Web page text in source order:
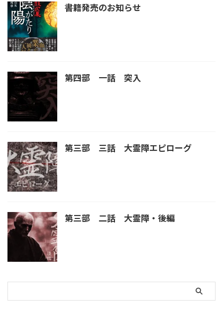
書籍発売のお知らせ
第四部 一話 突入
第三部 三話 大霊障エピローグ
第三部 二話 大霊障・後編